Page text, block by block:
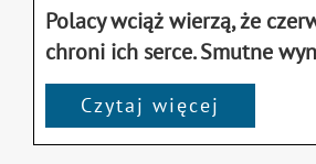
Polacy wciąż wierzą, że
chroni ich serce. Smutne
Czytaj więcej